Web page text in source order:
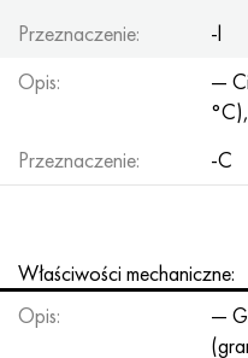
Przeznaczenie:
-l
Opis:
—
Przeznaczenie:
-C
Właściwości mechaniczne:
Opis:
—